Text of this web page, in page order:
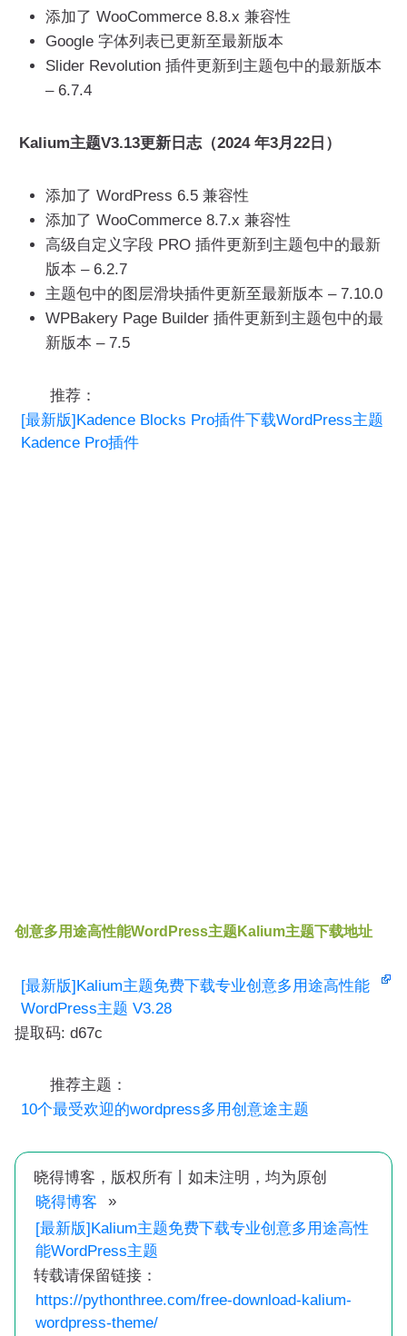
添加了 WooCommerce 8.8.x 兼容性
Google 字体列表已更新至最新版本
Slider Revolution 插件更新到主题包中的最新版本
– 6.7.4
Kalium主题V3.13更新日志（2024 年3月22日）
添加了 WordPress 6.5 兼容性
添加了 WooCommerce 8.7.x 兼容性
高级自定义字段 PRO 插件更新到主题包中的最新
版本 – 6.2.7
主题包中的图层滑块插件更新至最新版本 – 7.10.0
WPBakery Page Builder 插件更新到主题包中的最
新版本 – 7.5
推荐：
[最新版]Kadence Blocks Pro插件下载WordPress主题
Kadence Pro插件
创意多用途高性能WordPress主题Kalium主题下载地址
[最新版]Kalium主题免费下载专业创意多用途高性能
WordPress主题 V3.28
提取码: d67c
推荐主题：
10个最受欢迎的wordpress多用创意途主题
晓得博客，版权所有丨如未注明，均为原创
晓得博客
»
[最新版]Kalium主题免费下载专业创意多用途高性
能WordPress主题
转载请保留链接：
https://pythonthree.com/free-download-kalium-
wordpress-theme/